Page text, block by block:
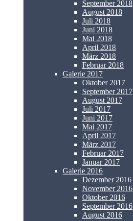
September 2018
August 2018
Juli 2018
Juni 2018
Mai 2018
April 2018
März 2018
Februar 2018
Galerie 2017
Oktober 2017
September 2017
August 2017
Juli 2017
Juni 2017
Mai 2017
April 2017
März 2017
Februar 2017
Januar 2017
Galerie 2016
Dezember 2016
November 2016
Oktober 2016
September 2016
August 2016